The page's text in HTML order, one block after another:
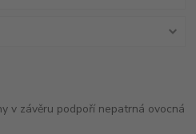
v závěru podpoří nepatrná ovocná